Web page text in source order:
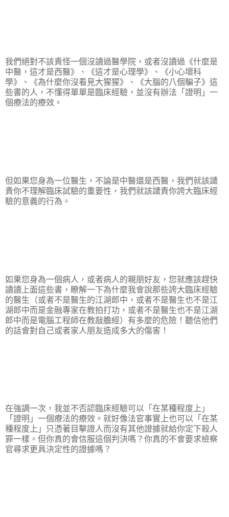
我們絕對不該責怪一個沒讀過醫學院，或者沒讀過《什麼是
中醫，這才是西醫》、《這才是心理學》、《小心壞科
學》、《為什麼你沒看見大猩猩》、《大腦的八個騙子》這
些書的人，不懂得單單是臨床經驗，並沒有辦法「證明」一
個療法的療效。
但如果您身為一位醫生，不論是中醫還是西醫，我們就該譴
責你不理解臨床試驗的重要性，我們就該譴責你誇大臨床經
驗的意義的行為。
如果您身為一個病人，或者病人的親朋好友，您就應該趕快
讀讀上面這些書，瞭解一下為什麼我會說那些誇大臨床經驗
的醫生（或者不是醫生的江湖郎中，或者不是醫生也不是江
湖郎中而是金融專家在教拍打功，或者不是醫生也不是江湖
郎中而是電腦工程師在教敲膽經）有多麼的危險！聽信他們
的話會對自己或者家人朋友造成多大的傷害！
在強調一次，我並不否認臨床經驗可以「在某種程度上」
「證明」一個療法的療效。就好像法官事實上也可以「在某
種程度上」只憑著目擊證人而沒有其他證據就給你定下殺人
罪一樣。但你真的會信服這個判決嗎？你真的不會要求檢察
官尋求更具決定性的證據嗎？